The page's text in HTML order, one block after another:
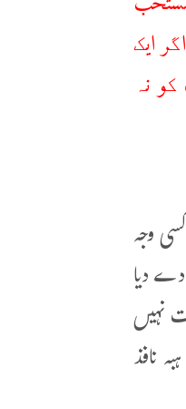
ایک
نہ
وجہ
دیا
نہیں
نافذ